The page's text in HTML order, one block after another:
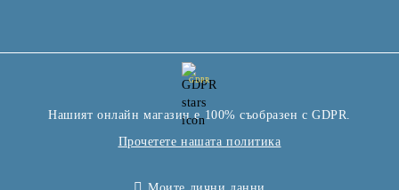
GDPR
Нашият онлайн магазин е 100% съобразен с GDPR.
Прочетете нашата политика